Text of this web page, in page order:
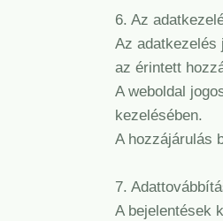
6. Az
Az adatkezelés
az érintett
A weboldal
kezelésében.
A hozzájárulás
7.
A bejelentések